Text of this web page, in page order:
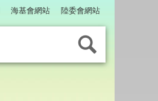
海基會網站 陸委會網站